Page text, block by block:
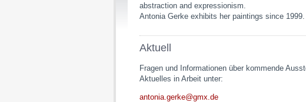
abstraction and expressionism.
Antonia Gerke exhibits her paintings since 1999.
Aktuell
Fragen und Informationen über kommende
Aktuelles in Arbeit unter:
antonia.gerke@gmx.de